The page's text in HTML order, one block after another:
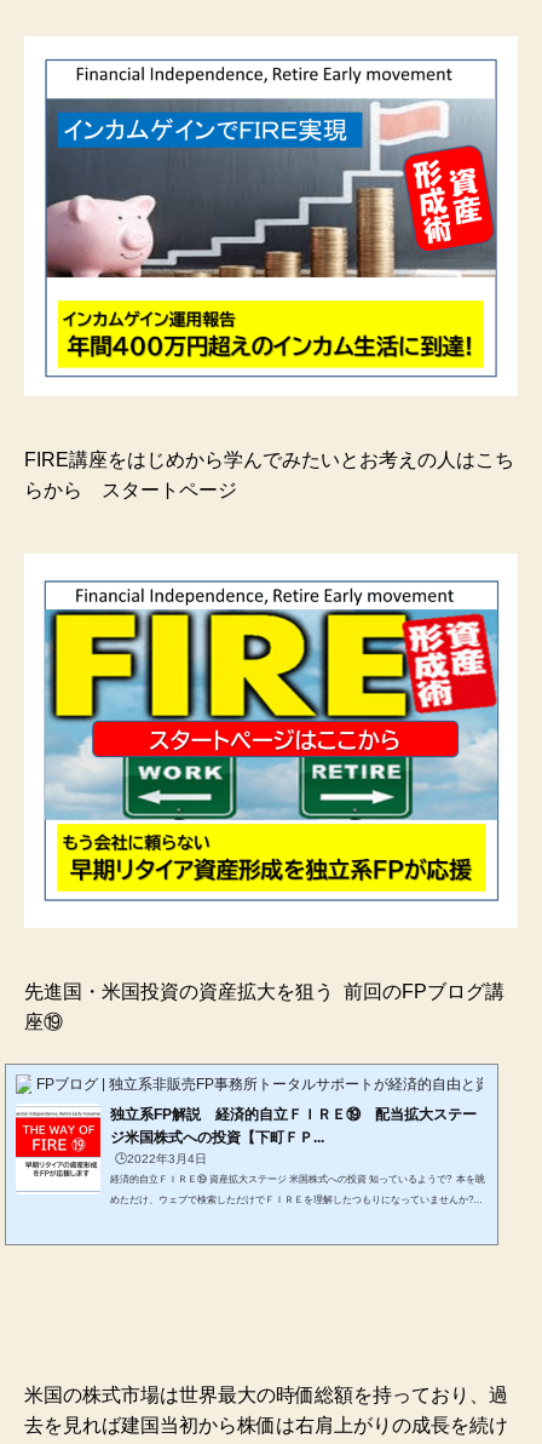
FIRE講座をはじめから学んでみたいとお考えの人はこち
らから スタートページ
先進国・米国投資の資産拡大を狙う 前回のFPブログ講
座⑲
FPブログ | 独立系非販売FP事務所トータルサポートが経済的自由と資産形成
独立系FP解説 経済的自立ＦＩＲＥ⑲ 配当拡大ステー
ジ米国株式への投資【下町ＦＰ...
🕒️2022年3月4日
経済的自立ＦＩＲＥ⑲ 資産拡大ステージ 米国株式への投資 知っているようで? 本を眺
めただけ、ウェブで検索しただけでＦＩＲＥを理解したつもりになっていませんか?
米国の株式市場は世界最大の時価総額を持っており、過
去を見れば建国当初から株価は右肩上がりの成長を続け